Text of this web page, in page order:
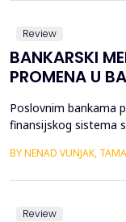
Review
BANKARSKI
PROMENA U
Poslovnim bankama
finansijskog sistema
konsolidacije banaka
BY NENAD VUNJAK,
Review